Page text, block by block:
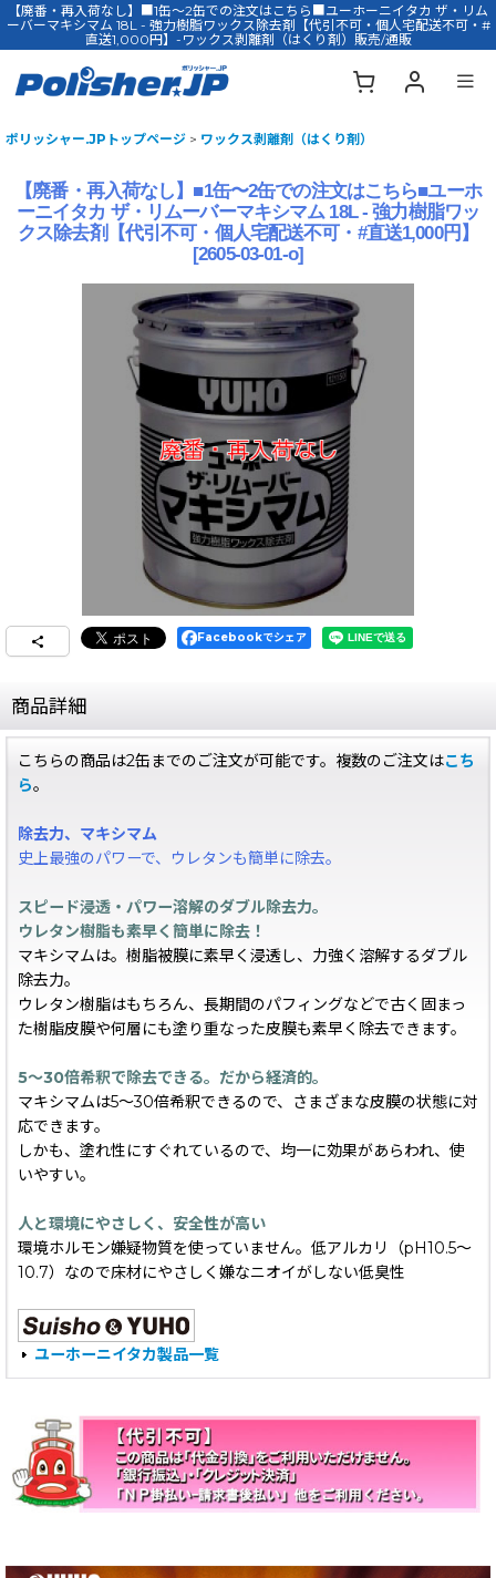
【廃番・再入荷なし】■1缶〜2缶での注文はこちら■ユーホーニイタカ ザ・リム
ーバーマキシマム 18L - 強力樹脂ワックス除去剤【代引不可・個人宅配送不可・#
直送1,000円】-ワックス剥離剤（はくり剤）販売/通販
ポリッシャー.JPトップページ > ワックス剥離剤（はくり剤）
【廃番・再入荷なし】■1缶〜2缶での注文はこちら■ユーホ
ーニイタカ ザ・リムーバーマキシマム 18L - 強力樹脂ワッ
クス除去剤【代引不可・個人宅配送不可・#直送1,000円】
[2605-03-01-o]
Facebookでシェア
商品詳細
こちらの商品は2缶までのご注文が可能です。複数のご注文はこち
ら。
除去力、マキシマム
史上最強のパワーで、ウレタンも簡単に除去。
スピード浸透・パワー溶解のダブル除去力。
ウレタン樹脂も素早く簡単に除去！
マキシマムは。樹脂被膜に素早く浸透し、力強く溶解するダブル
除去力。
ウレタン樹脂はもちろん、長期間のパフィングなどで古く固まっ
た樹脂皮膜や何層にも塗り重なった皮膜も素早く除去できます。
5〜30倍希釈で除去できる。だから経済的。
マキシマムは5〜30倍希釈できるので、さまざまな皮膜の状態に対
応できます。
しかも、塗れ性にすぐれているので、均一に効果があらわれ、使
いやすい。
人と環境にやさしく、安全性が高い
環境ホルモン嫌疑物質を使っていません。低アルカリ（pH10.5〜
10.7）なので床材にやさしく嫌なニオイがしない低臭性
ユーホーニイタカ製品一覧